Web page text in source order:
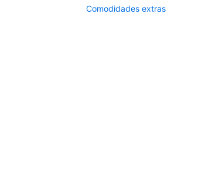
Comodidades extras